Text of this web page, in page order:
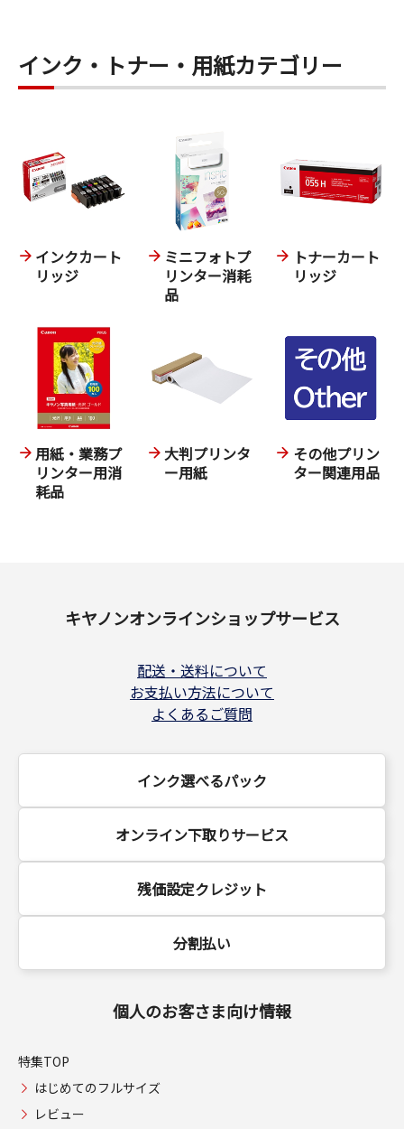
インク・トナー・用紙カテゴリー
インクカート
リッジ
ミニフォトプ
リンター消耗
品
トナーカート
リッジ
用紙・業務プ
リンター用消
耗品
大判プリンタ
ー用紙
その他プリン
ター関連用品
キヤノンオンラインショップサービス
配送・送料について
お支払い方法について
よくあるご質問
インク選べるパック
オンライン下取りサービス
残価設定クレジット
分割払い
個人のお客さま向け情報
特集TOP
はじめてのフルサイズ
レビュー